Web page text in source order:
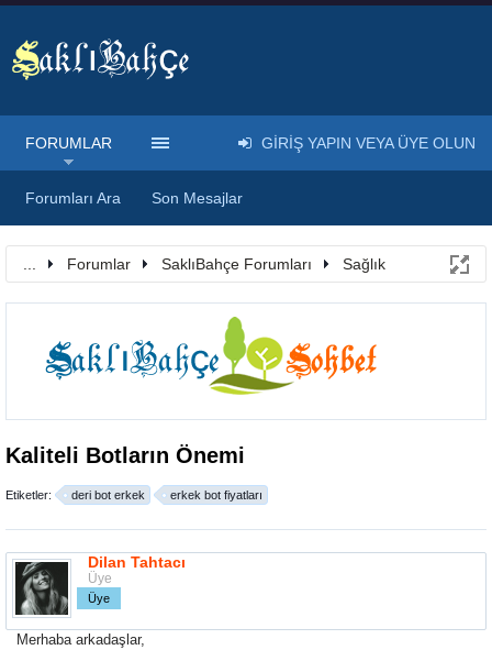
Forumlar SaklıBahçe Forumları Sağlık
Kaliteli Botların Önemi
Etiketler: deri bot erkek erkek bot fiyatları
Dilan Tahtacı
Üye
Üye
Merhaba arkadaşlar,
FORUMLAR
Forumları Ara Son Mesajlar
GIRIŞ YAPIN VEYA ÜYE OLUN